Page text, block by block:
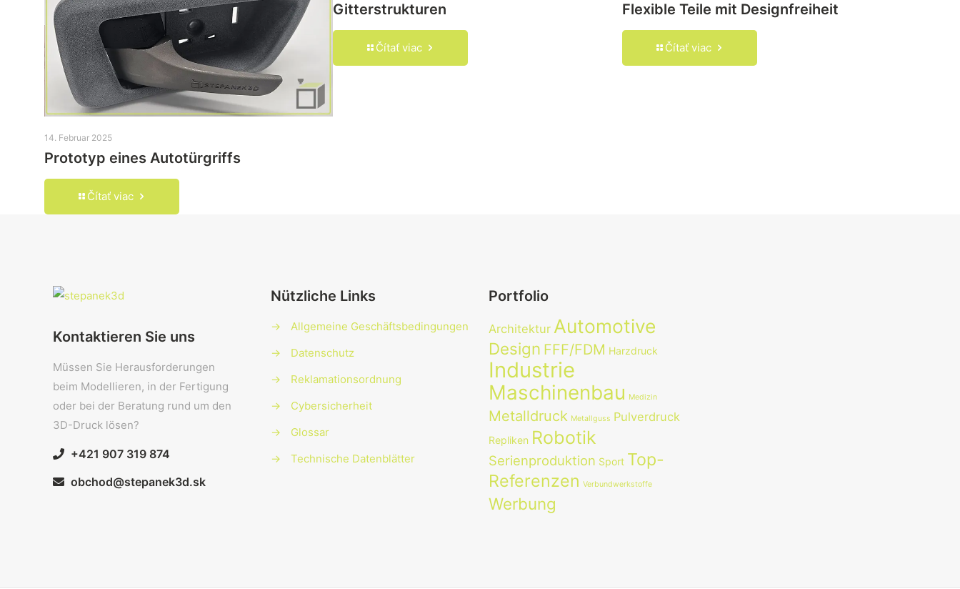
14. Februar 2025
Prototyp eines Autotürgriffs
Čítať viac
Gitterstrukturen
Čítať viac
Flexible Teile mit Designfreiheit
Čítať viac
Kontaktieren Sie uns
Müssen Sie Herausforderungen
beim Modellieren, in der Fertigung
oder bei der Beratung rund um den
3D-Druck lösen?
+421 907 319 874
obchod@stepanek3d.sk
Nützliche Links
→
Allgemeine Geschäftsbedingungen
→
Datenschutz
→
Reklamationsordnung
→
Cybersicherheit
→
Glossar
→
Technische Datenblätter
Portfolio
Architektur Automotive
Design FFF/FDM Harzdruck
Industrie
Maschinenbau Medizin
Metalldruck Metallguss Pulverdruck
Repliken Robotik
Serienproduktion Sport Top-
Referenzen Verbundwerkstoffe
Werbung